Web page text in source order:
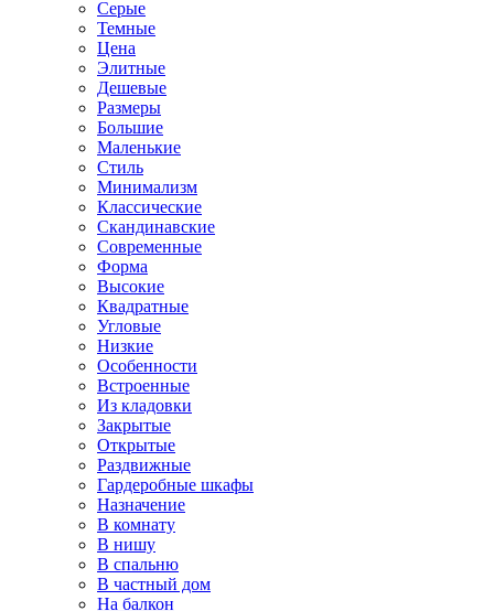
Серые
Темные
Цена
Элитные
Дешевые
Размеры
Большие
Маленькие
Стиль
Минимализм
Классические
Скандинавские
Современные
Форма
Высокие
Квадратные
Угловые
Низкие
Особенности
Встроенные
Из кладовки
Закрытые
Открытые
Раздвижные
Гардеробные шкафы
Назначение
В комнату
В нишу
В спальню
В частный дом
На балкон